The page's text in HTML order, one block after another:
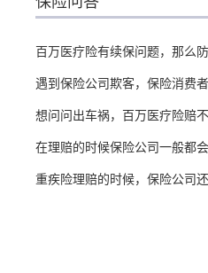
遇到保险公司欺客，保险消费
想问问出车祸，百万医疗险赔不